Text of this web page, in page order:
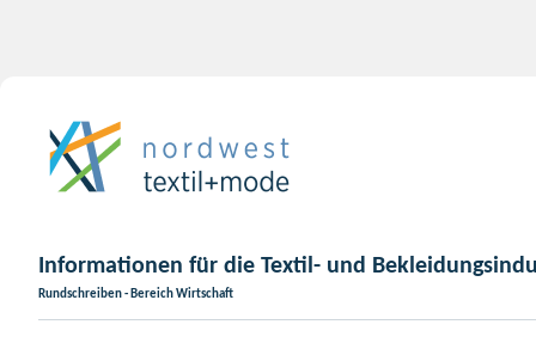
Informationen für die Textil- und
Rundschreiben - Bereich Wirtschaft